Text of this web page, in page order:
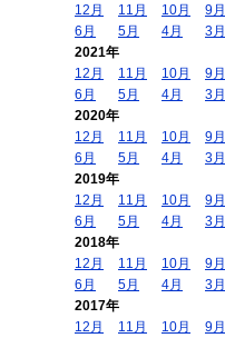
12月
11月 10月 9月
6月
5月 4月 3月
2021年
12月
11月 10月 9月
6月
5月 4月 3月
2020年
12月
11月 10月 9月
6月
5月 4月 3月
2019年
12月
11月 10月 9月
6月
5月 4月 3月
2018年
12月
11月 10月 9月
6月
5月 4月 3月
2017年
12月
11月 10月 9月